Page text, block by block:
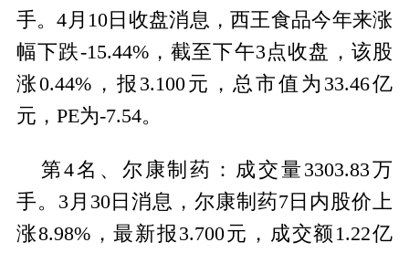
手。4月10日收盘消息，西王食品今年来涨
幅下跌-15.44%，截至下午3点收盘，该股
涨0.44%，报3.100元，总市值为33.46亿
元，PE为-7.54。
第4名、尔康制药：成交量3303.83万
手。3月30日消息，尔康制药7日内股价上
涨8.98%，最新报3.700元，成交额1.22亿